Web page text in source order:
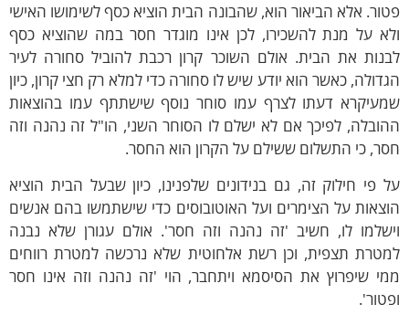
אלא הביאור הוא, שהבונה הבית הוציא כסף לשימושו האישי
על מנת להשכירו, לכן אינו מוגדר חסר במה שהוציא כסף
את הבית. אולם השוכר קרון רכבת להוביל סחורה לעיר
כאשר הוא יודע שיש לו סחורה כדי למלא רק חצי קרון, כיון
דעתו לצרף עמו סוחר נוסף שישתתף עמו בהוצאות
לפיכך אם לא ישלם לו הסוחר השני, הו"ל זה נהנה וזה
כי התשלום ששילם על הקרון הוא החסר.
פי חילוק זה, גם בנידונים שלפנינו, כיון שבעל הבית הוציא
על הצימרים ועל האוטובוסים כדי שישתמשו בהם אנשים
לו, חשיב 'זה נהנה וזה חסר'. אולם עגורן שלא נבנה
תצפית, וכן רשת אלחוטית שלא נרכשה למטרת רווחים
שיפרוץ את הסיסמא ויתחבר, הוי 'זה נהנה וזה אינו חסר